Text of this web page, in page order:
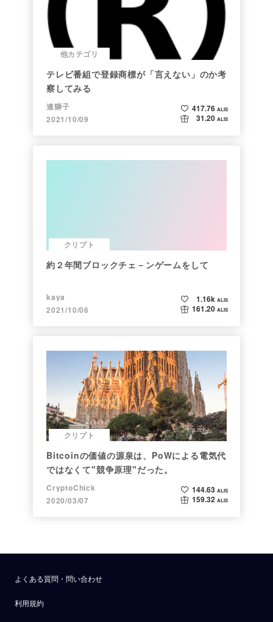
他カテゴリ
テレビ番組で登録商標が「言えない」のか考
察してみる
連獅子
2021/10/09
417.76 ALIS
31.20 ALIS
クリプト
約２年間ブロックチェ－ンゲームをして
kaya
2021/10/06
1.16k ALIS
161.20 ALIS
クリプト
Bitcoinの価値の源泉は、PoWによる電気代
ではなくて"競争原理"だった。
CryptoChick
2020/03/07
144.63 ALIS
159.32 ALIS
よくある質問・問い合わせ
利用規約